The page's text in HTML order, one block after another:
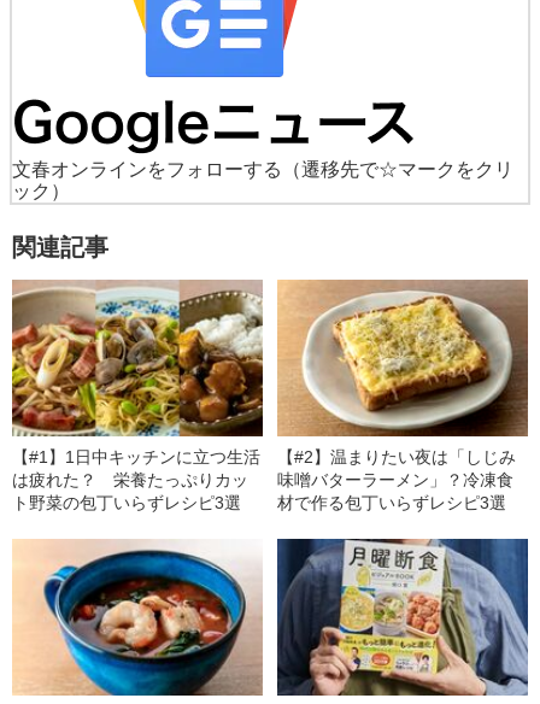
文春オンラインをフォローする
（遷移先で☆マークをクリ
ック）
関連記事
【#1】1日中キッチンに立つ生活
は疲れた？ 栄養たっぷりカッ
ト野菜の包丁いらずレシピ3選
【#2】温まりたい夜は「しじみ
味噌バターラーメン」？冷凍食
材で作る包丁いらずレシピ3選